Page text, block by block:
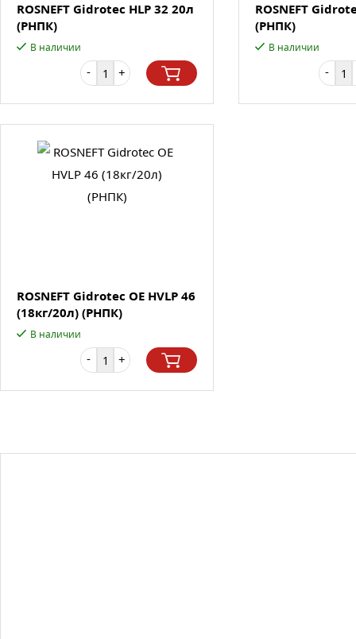
ROSNEFT Gidrotec HLP 32 20л
(РНПК)
В наличии
- +
ROSNEFT
(РНПК)
В наличии
-
ROSNEFT Gidrotec OE HVLP 46
(18кг/20л) (РНПК)
В наличии
- +